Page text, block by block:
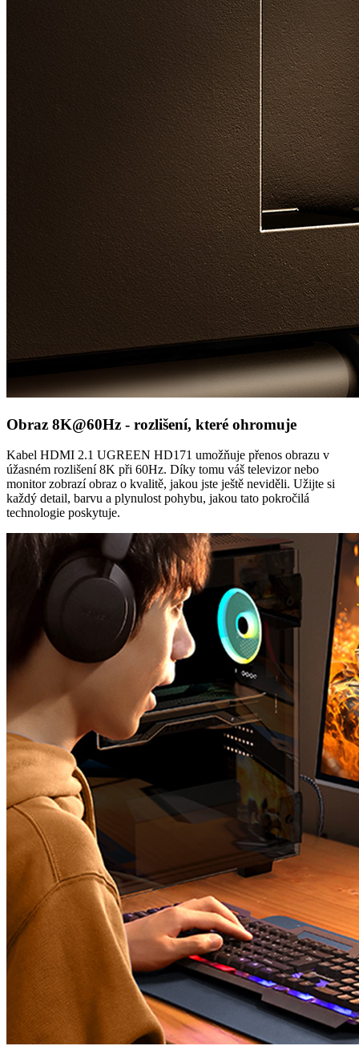
Obraz 8K@60Hz - rozlišení, které ohromuje
Kabel HDMI 2.1 UGREEN HD171 umožňuje přenos obrazu v
úžasném rozlišení 8K při 60Hz. Díky tomu váš televizor nebo
monitor zobrazí obraz o kvalitě, jakou jste ještě neviděli. Užijte si
každý detail, barvu a plynulost pohybu, jakou tato pokročilá
technologie poskytuje.